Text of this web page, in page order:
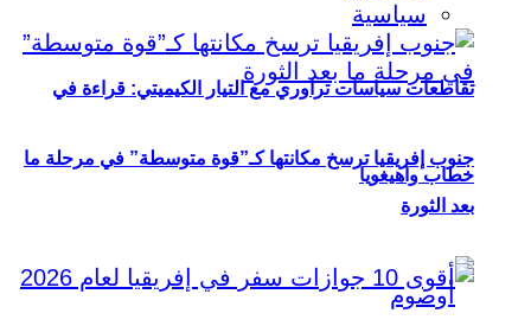
تقاطعات سياسات تراوري مع التيار الكيميتي: قراءة في
خطاب واهيغويا
سياسية
جنوب إفريقيا ترسخ مكانتها كـ”قوة متوسطة” في مرحلة ما
بعد الثورة